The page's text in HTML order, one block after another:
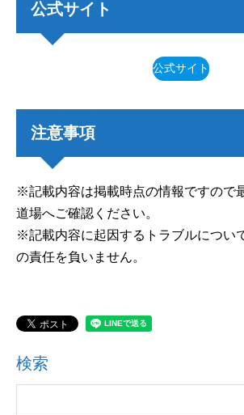
公式サイト
公式サイト
注意事項
※記載内容は掲載時点の情報ですので
道場へご確認ください。
※記載内容に起因するトラブルについ
の責任を負いません。
検索